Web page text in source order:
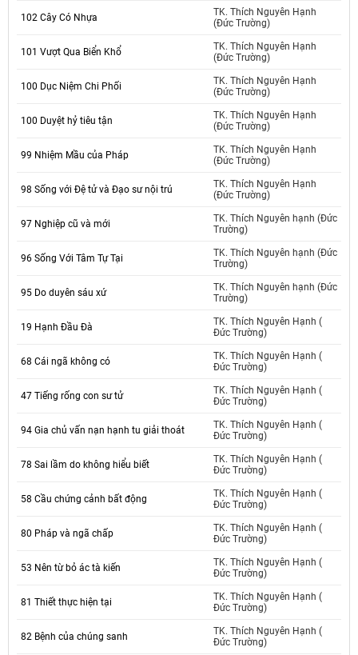
102 Cây Có Nhựa
TK. Thích Nguyên Hạnh
(Đức Trường)
101 Vượt Qua Biển Khổ
TK. Thích Nguyên Hạnh
(Đức Trường)
100 Dục Niệm Chi Phối
TK. Thích Nguyên Hạnh
(Đức Trường)
100 Duyệt hỷ tiêu tận
TK. Thích Nguyên Hạnh
(Đức Trường)
99 Nhiệm Mầu của Pháp
TK. Thích Nguyên Hạnh
(Đức Trường)
98 Sống với Đệ tử và Đạo sư nội trú
TK. Thích Nguyên Hạnh
(Đức Trường)
97 Nghiệp cũ và mới
TK. Thích Nguyên hạnh (Đức
Trường)
96 Sống Với Tâm Tự Tại
TK. Thích Nguyên hạnh (Đức
Trường)
95 Do duyên sáu xứ
TK. Thích Nguyên hạnh (Đức
Trường)
19 Hạnh Đầu Đà
TK. Thích Nguyên Hạnh (
Đức Trường)
68 Cái ngã không có
TK. Thích Nguyên Hạnh (
Đức Trường)
47 Tiếng rống con sư tử
TK. Thích Nguyên Hạnh (
Đức Trường)
94 Gia chủ vấn nạn hạnh tu giải thoát
TK. Thích Nguyên Hạnh (
Đức Trường)
78 Sai lầm do không hiểu biết
TK. Thích Nguyên Hạnh (
Đức Trường)
58 Cầu chứng cảnh bất động
TK. Thích Nguyên Hạnh (
Đức Trường)
80 Pháp và ngã chấp
TK. Thích Nguyên Hạnh (
Đức Trường)
53 Nên từ bỏ ác tà kiến
TK. Thích Nguyên Hạnh (
Đức Trường)
81 Thiết thực hiện tại
TK. Thích Nguyên Hạnh (
Đức Trường)
82 Bệnh của chúng sanh
TK. Thích Nguyên Hạnh (
Đức Trường)